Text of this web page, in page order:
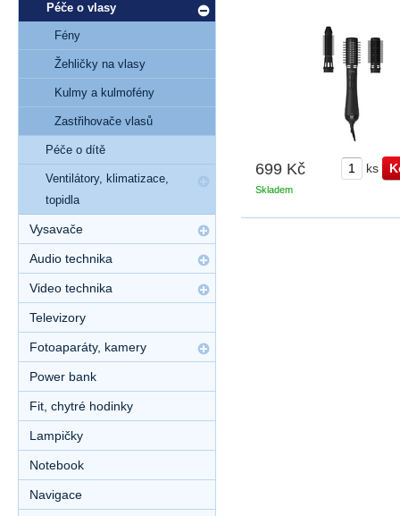
699 Kč ks
Skladem
Péče o vlasy
Fény
Žehličky na vlasy
Kulmy a kulmofény
Zastřihovače vlasů
Péče o dítě
Ventilátory, klimatizace,
topidla
Vysavače
Audio technika
Video technika
Televizory
Fotoaparáty, kamery
Power bank
Fit, chytré hodinky
Lampičky
Notebook
Navigace